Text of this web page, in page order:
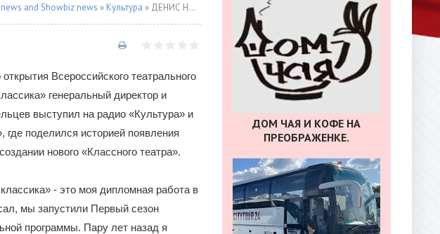
and Showbiz news » Культура » ДЕНИС НОВОСЕЛЬЦЕВ: «Я ХОТЕЛ БЫ СОЗДАТЬ «КЛАССНЫЙ ТЕАТР»
Всероссийского театрального
генеральный директор и
выступил на радио «Культура» и
где поделился историей появления
нового «Классного театра».
- это моя дипломная работа в
мы запустили Первый сезон
программы. Пару лет назад я
ДОМ ЧАЯ И КОФЕ НА
ПРЕОБРАЖЕНКЕ.